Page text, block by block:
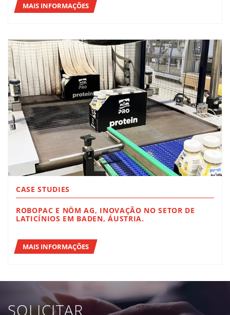
MAIS INFORMAÇÕES
CASE STUDIES
ROBOPAC E NÖM AG, INOVAÇÃO NO SETOR DE
LATICÍNIOS EM BADEN, ÁUSTRIA.
MAIS INFORMAÇÕES
SOLICITAR